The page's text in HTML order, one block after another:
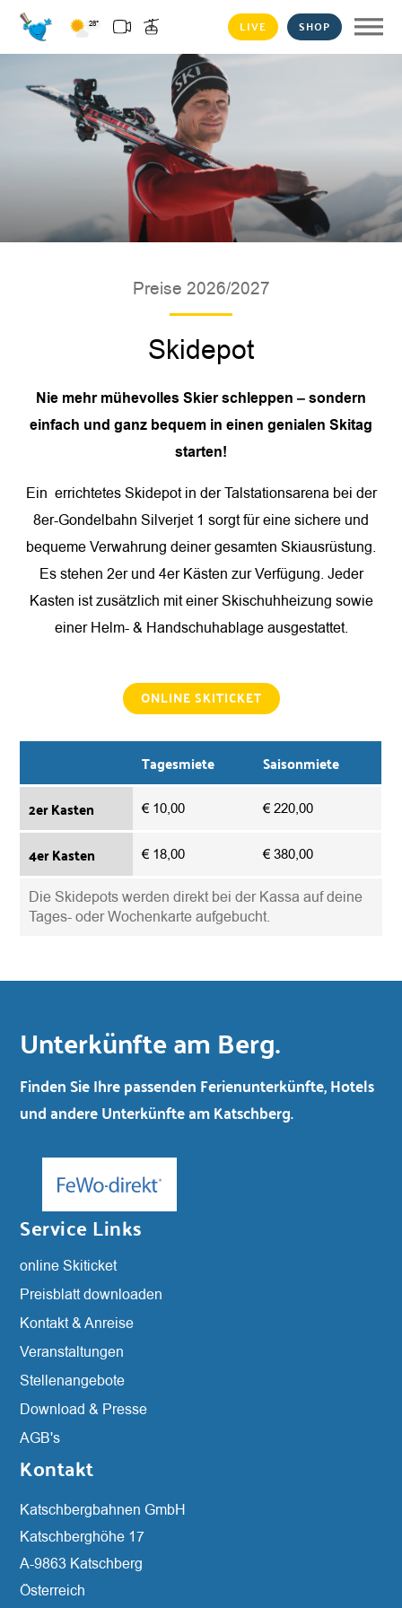
28° LIVE SHOP
Preise 2026/2027
Skidepot
Nie mehr mühevolles Skier schleppen – sondern
einfach und ganz bequem in einen genialen Skitag
starten!
Ein errichtetes Skidepot in der Talstationsarena bei der
8er-Gondelbahn Silverjet 1 sorgt für eine sichere und
bequeme Verwahrung deiner gesamten Skiausrüstung.
Es stehen 2er und 4er Kästen zur Verfügung. Jeder
Kasten ist zusätzlich mit einer Skischuhheizung sowie
einer Helm- & Handschuhablage ausgestattet.
ONLINE SKITICKET
Tagesmiete
Saisonmiete
2er Kasten
10,00 220,00
4er Kasten 18,00 380,00
Die Skidepots werden direkt bei der Kassa auf deine
Tages- oder Wochenkarte aufgebucht.
Unterkünfte am Berg.
Finden Sie Ihre passenden Ferienunterkünfte, Hotels
und andere Unterkünfte am Katschberg.
Kontakt
Katschbergbahnen GmbH
Katschberghöhe 17
A-9863 Katschberg
Österreich
Service Links
Navigation
überspringen
online Skiticket
Preisblatt downloaden
Kontakt & Anreise
Veranstaltungen
Stellenangebote
Download & Presse
AGB's